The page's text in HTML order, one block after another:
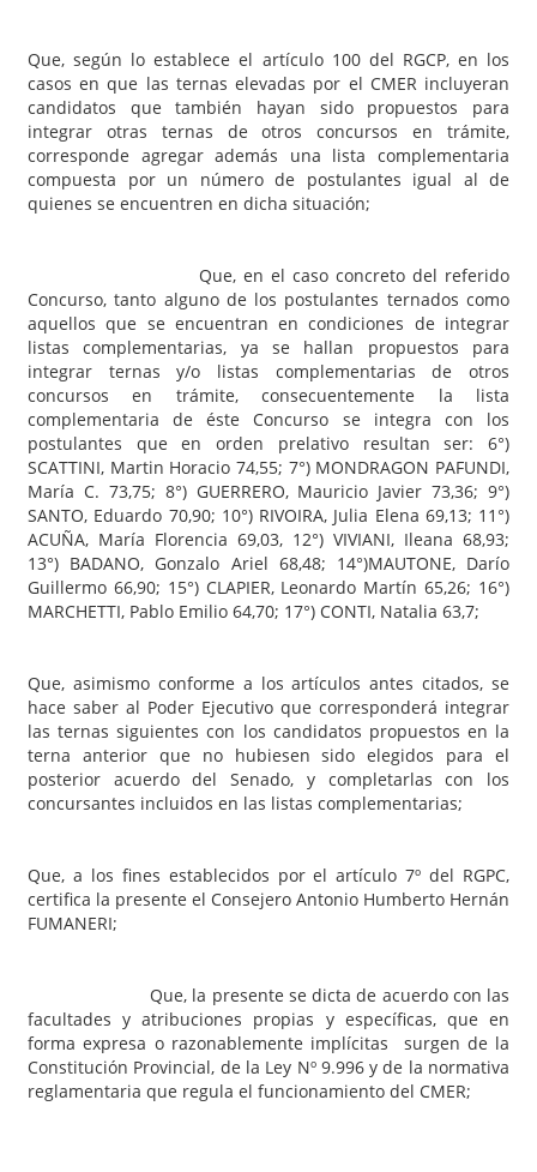
Que, según lo establece el artículo 100 del RGCP, en los
casos en que las ternas elevadas por el CMER incluyeran
candidatos que también hayan sido propuestos para
integrar otras ternas de otros concursos en trámite,
corresponde agregar además una lista complementaria
compuesta por un número de postulantes igual al de
quienes se encuentren en dicha situación;
Que, en el caso concreto del referido
Concurso, tanto alguno de los postulantes ternados como
aquellos que se encuentran en condiciones de integrar
listas complementarias, ya se hallan propuestos para
integrar ternas y/o listas complementarias de otros
concursos en trámite, consecuentemente la lista
complementaria de éste Concurso se integra con los
postulantes que en orden prelativo resultan ser: 6°)
SCATTINI, Martin Horacio 74,55; 7°) MONDRAGON PAFUNDI,
María C. 73,75; 8°) GUERRERO, Mauricio Javier 73,36; 9°)
SANTO, Eduardo 70,90; 10°) RIVOIRA, Julia Elena 69,13; 11°)
ACUÑA, María Florencia 69,03, 12°) VIVIANI, Ileana 68,93;
13°) BADANO, Gonzalo Ariel 68,48; 14°)MAUTONE, Darío
Guillermo 66,90; 15°) CLAPIER, Leonardo Martín 65,26; 16°)
MARCHETTI, Pablo Emilio 64,70; 17°) CONTI, Natalia 63,7;
Que, asimismo conforme a los artículos antes citados, se
hace saber al Poder Ejecutivo que corresponderá integrar
las ternas siguientes con los candidatos propuestos en la
terna anterior que no hubiesen sido elegidos para el
posterior acuerdo del Senado, y completarlas con los
concursantes incluidos en las listas complementarias;
Que, a los fines establecidos por el artículo 7º del RGPC,
certifica la presente el Consejero Antonio Humberto Hernán
FUMANERI;
Que, la presente se dicta de acuerdo con las
facultades y atribuciones propias y específicas, que en
forma expresa o razonablemente implícitas surgen de la
Constitución Provincial, de la Ley Nº 9.996 y de la normativa
reglamentaria que regula el funcionamiento del CMER;